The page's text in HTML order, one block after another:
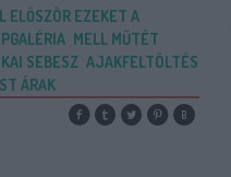
ELŐSZÖR EZEKET A
MELL MŰTÉT
SEBESZ AJAKFELTÖLTÉS
ÁRAK